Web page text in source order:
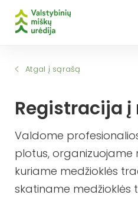
Atgal į sąrašą
Registracija
Valdome
plotus, organizuojame
kuriame medžioklės
skatiname medžioklės